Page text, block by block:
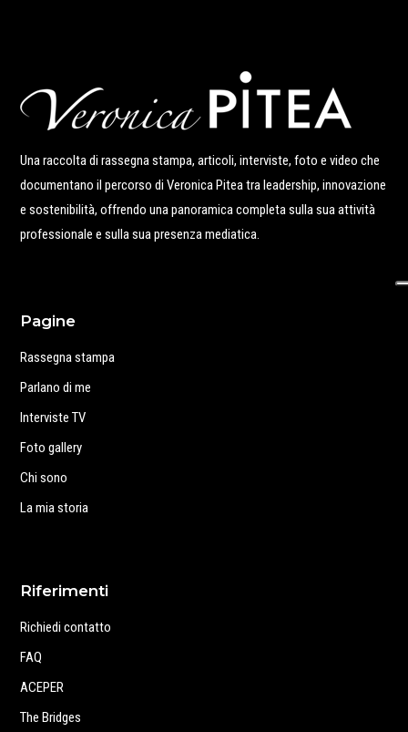
Una raccolta di rassegna stampa, articoli, interviste, foto e video che
documentano il percorso di Veronica Pitea tra leadership, innovazione
e sostenibilità, offrendo una panoramica completa sulla sua attività
professionale e sulla sua presenza mediatica.
Pagine
Rassegna stampa
Parlano di me
Interviste TV
Foto gallery
Chi sono
La mia storia
Riferimenti
Richiedi contatto
FAQ
ACEPER
The Bridges